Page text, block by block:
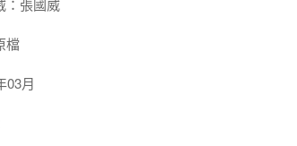
：張國威
檔
03月